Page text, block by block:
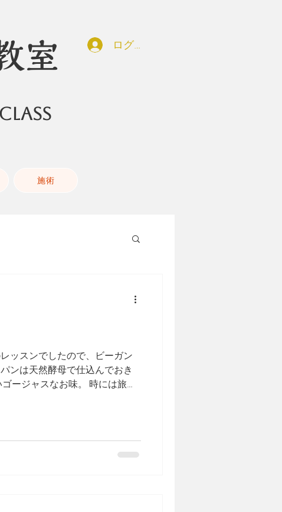
室 ログイン
施術
ッスンでしたので、ビーガン
ンは天然酵母で仕込んでおき
ージャスなお味。 時には旅す